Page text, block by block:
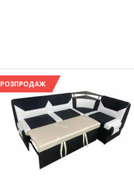
РОЗПРОДАЖ